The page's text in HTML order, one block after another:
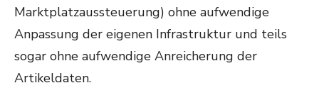
Marktplatzaussteuerung) ohne aufwendige
Anpassung der eigenen Infrastruktur und teils
sogar ohne aufwendige Anreicherung der
Artikeldaten.